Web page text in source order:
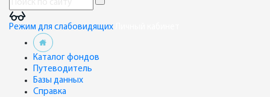
Режим для слабовидящих
Каталог фондов
Путеводитель
Базы данных
Справка